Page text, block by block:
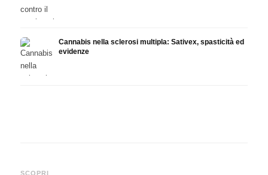
Cannabis nella sclerosi multipla: Sativex, spasticità ed
evidenze
SCOPRI
Epidiolex e lo stato della